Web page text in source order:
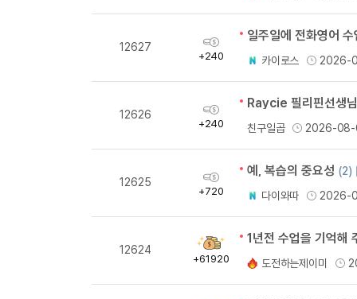
12627
획
득
+240
일주일에 전화영어
카이로스 2026-
12626
획
득
+240
Raycie 필리핀선생
친구일곱 2026-
12625
획
득
+720
예, 복습의 중요성 (2)
다이와따 2026-
12624
획
득
+61920
1년전 수업을 기억해
도전하는제이미